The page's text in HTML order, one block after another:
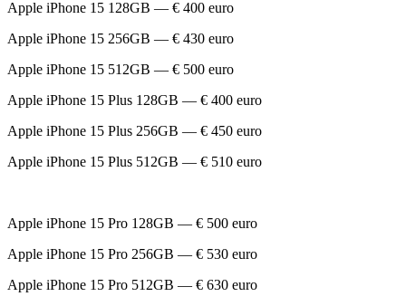
Apple iPhone 15 128GB — € 400 euro
Apple iPhone 15 256GB — € 430 euro
Apple iPhone 15 512GB — € 500 euro
Apple iPhone 15 Plus 128GB — € 400 euro
Apple iPhone 15 Plus 256GB — € 450 euro
Apple iPhone 15 Plus 512GB — € 510 euro
Apple iPhone 15 Pro 128GB — € 500 euro
Apple iPhone 15 Pro 256GB — € 530 euro
Apple iPhone 15 Pro 512GB — € 630 euro